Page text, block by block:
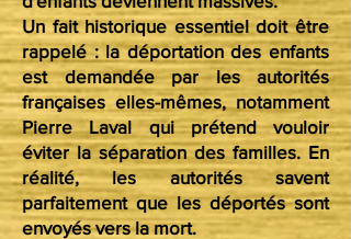
Un fait historique essentiel doit être
rappelé : la déportation des enfants
est demandée par les autorités
françaises elles-mêmes, notamment
Pierre Laval qui prétend vouloir
éviter la séparation des familles. En
réalité, les autorités savent
parfaitement que les déportés sont
envoyés vers la mort.